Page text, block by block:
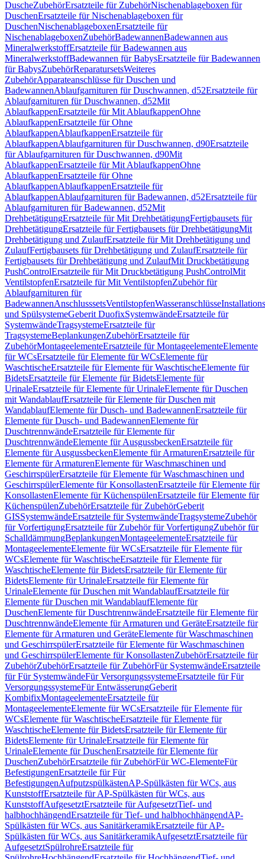
DuscheZubehörErsatzteile für ZubehörNischenablageboxen für
DuschenErsatzteile für Nischenablageboxen für
DuschenNischenablageboxenErsatzteile für
NischenablageboxenZubehörBadewannenBadewannen aus
MineralwerkstoffErsatzteile für Badewannen aus
MineralwerkstoffBadewannen für BabysErsatzteile für Badewannen
für BabysZubehörReparatursetsWeiteres
ZubehörApparateanschlüsse für Duschen und
BadewannenAblaufgarnituren für Duschwannen, d52Ersatzteile für
Ablaufgarnituren für Duschwannen, d52Mit
AblaufkappenErsatzteile für Mit AblaufkappenOhne
AblaufkappenErsatzteile für Ohne
AblaufkappenAblaufkappenErsatzteile für
AblaufkappenAblaufgarnituren für Duschwannen, d90Ersatzteile
für Ablaufgarnituren für Duschwannen, d90Mit
AblaufkappenErsatzteile für Mit AblaufkappenOhne
AblaufkappenErsatzteile für Ohne
AblaufkappenAblaufkappenErsatzteile für
AblaufkappenAblaufgarnituren für Badewannen, d52Ersatzteile für
Ablaufgarnituren für Badewannen, d52Mit
DrehbetätigungErsatzteile für Mit DrehbetätigungFertigbausets für
DrehbetätigungErsatzteile für Fertigbausets für DrehbetätigungMit
Drehbetätigung und ZulaufErsatzteile für Mit Drehbetätigung und
ZulaufFertigbausets für Drehbetätigung und ZulaufErsatzteile für
Fertigbausets für Drehbetätigung und ZulaufMit Druckbetätigung
PushControlErsatzteile für Mit Druckbetätigung PushControlMit
VentilstopfenErsatzteile für Mit VentilstopfenZubehör für
Ablaufgarnituren für
BadewannenAnschlusssetsVentilstopfenWasseranschlüsse
und SpülsystemeGeberit DuofixSystemwändeErsatzteile für
SystemwändeTragsystemeErsatzteile für
TragsystemeBeplankungenZubehörErsatzteile für
ZubehörMontageelementeErsatzteile für MontageelementeElemente
für WCsErsatzteile für Elemente für WCsElemente für
WaschtischeErsatzteile für Elemente für WaschtischeElemente für
BidetsErsatzteile für Elemente für BidetsElemente für
UrinaleErsatzteile für Elemente für UrinaleElemente für Duschen
mit WandablaufErsatzteile für Elemente für Duschen mit
WandablaufElemente für Dusch- und BadewannenErsatzteile für
Elemente für Dusch- und BadewannenElemente für
DuschtrennwändeErsatzteile für Elemente für
DuschtrennwändeElemente für AusgussbeckenErsatzteile für
Elemente für AusgussbeckenElemente für ArmaturenErsatzteile für
Elemente für ArmaturenElemente für Waschmaschinen und
GeschirrspülerErsatzteile für Elemente für Waschmaschinen und
GeschirrspülerElemente für KonsollastenErsatzteile für Elemente für
KonsollastenElemente für KüchenspülenErsatzteile für Elemente für
KüchenspülenZubehörErsatzteile für ZubehörGeberit
GISSystemwändeErsatzteile für SystemwändeTragsystemeZubehör
für VorfertigungErsatzteile für Zubehör für VorfertigungZubehör für
SchalldämmungBeplankungenMontageelementeErsatzteile für
MontageelementeElemente für WCsErsatzteile für Elemente für
WCsElemente für WaschtischeErsatzteile für Elemente für
WaschtischeElemente für BidetsErsatzteile für Elemente für
BidetsElemente für UrinaleErsatzteile für Elemente für
UrinaleElemente für Duschen mit WandablaufErsatzteile für
Elemente für Duschen mit WandablaufElemente für
DuschenElemente für DuschtrennwändeErsatzteile für Elemente für
DuschtrennwändeElemente für Armaturen und GeräteErsatzteile für
Elemente für Armaturen und GeräteElemente für Waschmaschinen
und GeschirrspülerErsatzteile für Elemente für Waschmaschinen
und GeschirrspülerElemente für KonsollastenZubehörErsatzteile für
ZubehörZubehörErsatzteile für ZubehörFür SystemwändeErsatzteile
für Für SystemwändeFür VersorgungssystemeErsatzteile für Für
VersorgungssystemeFür EntwässerungGeberit
KombifixMontageelementeErsatzteile für
MontageelementeElemente für WCsErsatzteile für Elemente für
WCsElemente für WaschtischeErsatzteile für Elemente für
WaschtischeElemente für BidetsErsatzteile für Elemente für
BidetsElemente für UrinaleErsatzteile für Elemente für
UrinaleElemente für DuschenErsatzteile für Elemente für
DuschenZubehörErsatzteile für ZubehörFür WC-ElementeFür
BefestigungenErsatzteile für Für
BefestigungenAufputzspülkästenAP-Spülkästen für WCs, aus
KunststoffErsatzteile für AP-Spülkästen für WCs, aus
KunststoffAufgesetztErsatzteile für AufgesetztTief- und
halbhochhängendErsatzteile für Tief- und halbhochhängendAP-
Spülkästen für WCs, aus SanitärkeramikErsatzteile für AP-
Spülkästen für WCs, aus SanitärkeramikAufgesetztErsatzteile für
AufgesetztSpülrohreErsatzteile für